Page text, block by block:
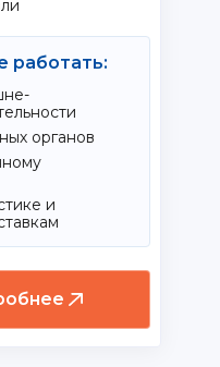
работать:
органов
и